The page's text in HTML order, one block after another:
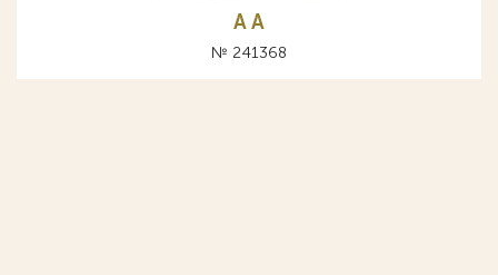
A А
№ 241368